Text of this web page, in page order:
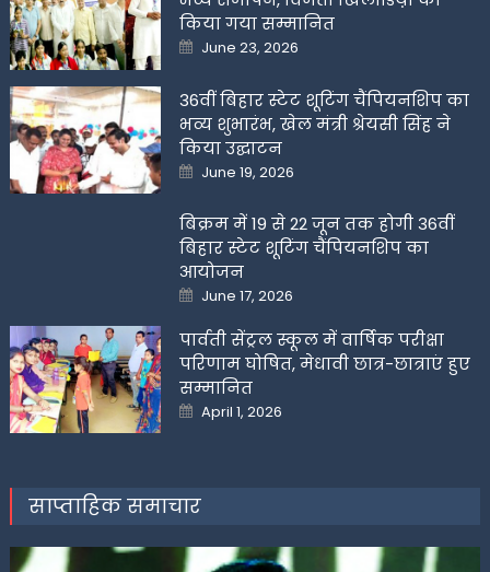
किया गया सम्मानित
Posted
on
June 23, 2026
36वीं बिहार स्टेट शूटिंग चैंपियनशिप का
भव्य शुभारंभ, खेल मंत्री श्रेयसी सिंह ने
किया उद्घाटन
Posted
on
June 19, 2026
बिक्रम में 19 से 22 जून तक होगी 36वीं
बिहार स्टेट शूटिंग चैंपियनशिप का
आयोजन
Posted
on
June 17, 2026
पार्वती सेंट्रल स्कूल में वार्षिक परीक्षा
परिणाम घोषित, मेधावी छात्र-छात्राएं हुए
सम्मानित
Posted
on
April 1, 2026
साप्ताहिक समाचार